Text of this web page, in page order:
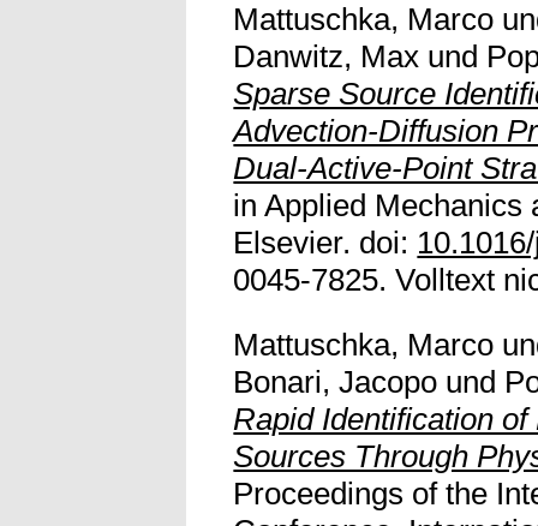
Mattuschka, Marco
Danwitz, Max und
Sparse Source
Advection-Diffusion
Dual-Active-Point
in Applied Mechanics
Elsevier. doi:
0045-7825. Volltext
Mattuschka, Marco
Bonari, Jacopo und
Rapid Identification
Sources Through
Proceedings of the